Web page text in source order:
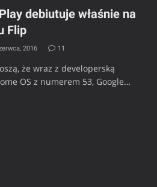
debiutuje właśnie na
Flip
2016 11
że wraz z developerską
OS z numerem 53, Google…